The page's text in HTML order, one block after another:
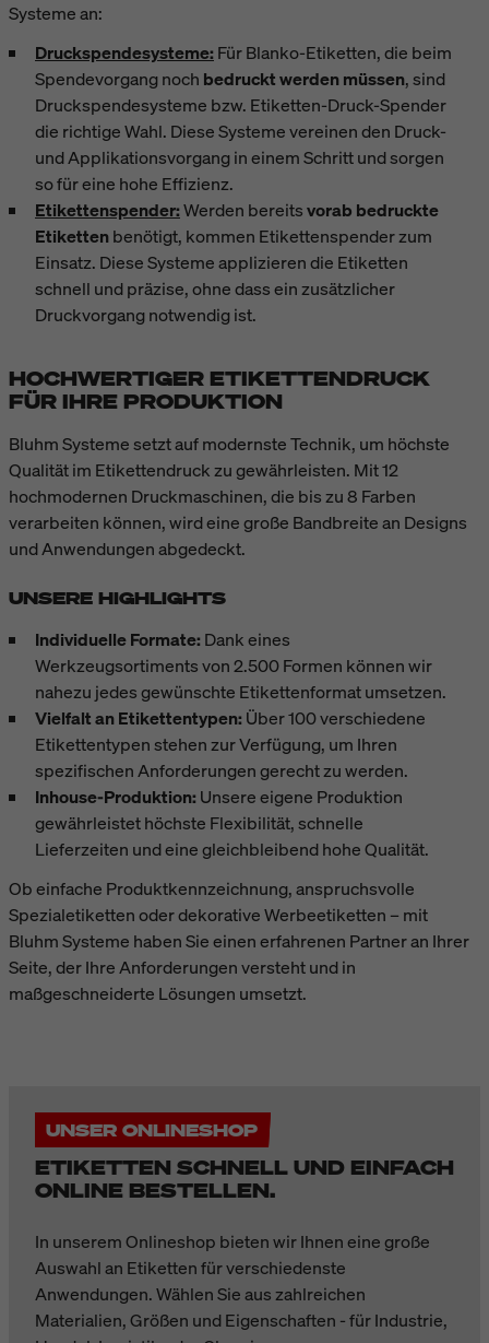
Systeme an:
Druckspendesysteme: Für Blanko-Etiketten, die beim
Spendevorgang noch bedruckt werden müssen, sind
Druckspendesysteme bzw. Etiketten-Druck-Spender
die richtige Wahl. Diese Systeme vereinen den Druck-
und Applikationsvorgang in einem Schritt und sorgen
so für eine hohe Effizienz.
Etikettenspender:Werden bereitsvorab bedruckte
Etikettenbenötigt, kommen Etikettenspender zum
Einsatz. Diese Systeme applizieren die Etiketten
schnell und präzise, ohne dass ein zusätzlicher
Druckvorgang notwendig ist.
HOCHWERTIGER ETIKETTENDRUCK
FÜR IHRE PRODUKTION
Bluhm Systeme setzt auf modernste Technik, um höchste
Qualität im Etikettendruck zu gewährleisten. Mit 12
hochmodernen Druckmaschinen, die bis zu 8 Farben
verarbeiten können, wird eine große Bandbreite an Designs
und Anwendungen abgedeckt.
UNSERE HIGHLIGHTS
Individuelle Formate: Dank eines
Werkzeugsortiments von 2.500 Formen können wir
nahezu jedes gewünschte Etikettenformat umsetzen.
Vielfalt an Etikettentypen: Über 100 verschiedene
Etikettentypen stehen zur Verfügung, um Ihren
spezifischen Anforderungen gerecht zu werden.
Inhouse-Produktion: Unsere eigene Produktion
gewährleistet höchste Flexibilität, schnelle
Lieferzeiten und eine gleichbleibend hohe Qualität.
Ob einfache Produktkennzeichnung, anspruchsvolle
Spezialetiketten oder dekorative Werbeetiketten – mit
Bluhm Systeme haben Sie einen erfahrenen Partner an Ihrer
Seite, der Ihre Anforderungen versteht und in
maßgeschneiderte Lösungen umsetzt.
UNSER ONLINESHOP
ETIKETTEN SCHNELL UND EINFACH
ONLINE BESTELLEN.
In unserem Onlineshop bieten wir Ihnen eine große
Auswahl an Etiketten für verschiedenste
Anwendungen. Wählen Sie aus zahlreichen
Materialien, Größen und Eigenschaften - für Industrie,